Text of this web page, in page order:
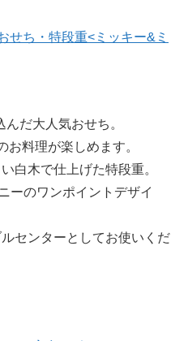
せち・特段重<ミッキー&ミ
だ大人気おせち。
料理が楽しめます。
白木で仕上げた特段重。
ーのワンポイントデザイ
センターとしてお使いくだ